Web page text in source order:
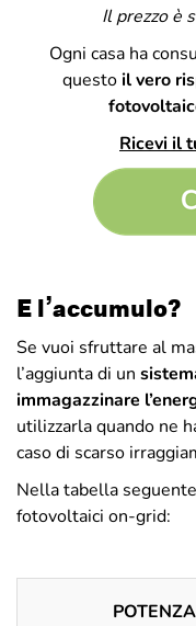
Il prezzo è
Ogni casa ha
questoil vero
Ricevi il
E l’accumulo?
Se vuoi sfruttare al
l’aggiunta di un
immagazzinare
utilizzarla quando ne
caso di scarso
Nella tabella
fotovoltaici on-grid:
POTENZA